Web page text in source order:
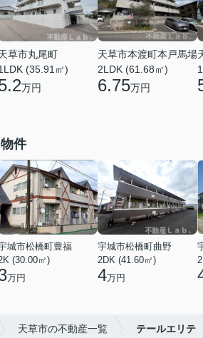
草市丸尾町
(35.91㎡)
万円
天草市本渡町本戸馬場
2LDK (61.68㎡)
6.75万円
件
城市松橋町豊福
(30.00㎡)
万円
宇城市松橋町曲野
2DK (41.60㎡)
4万円
天草市の不動産一覧 テールエリテ